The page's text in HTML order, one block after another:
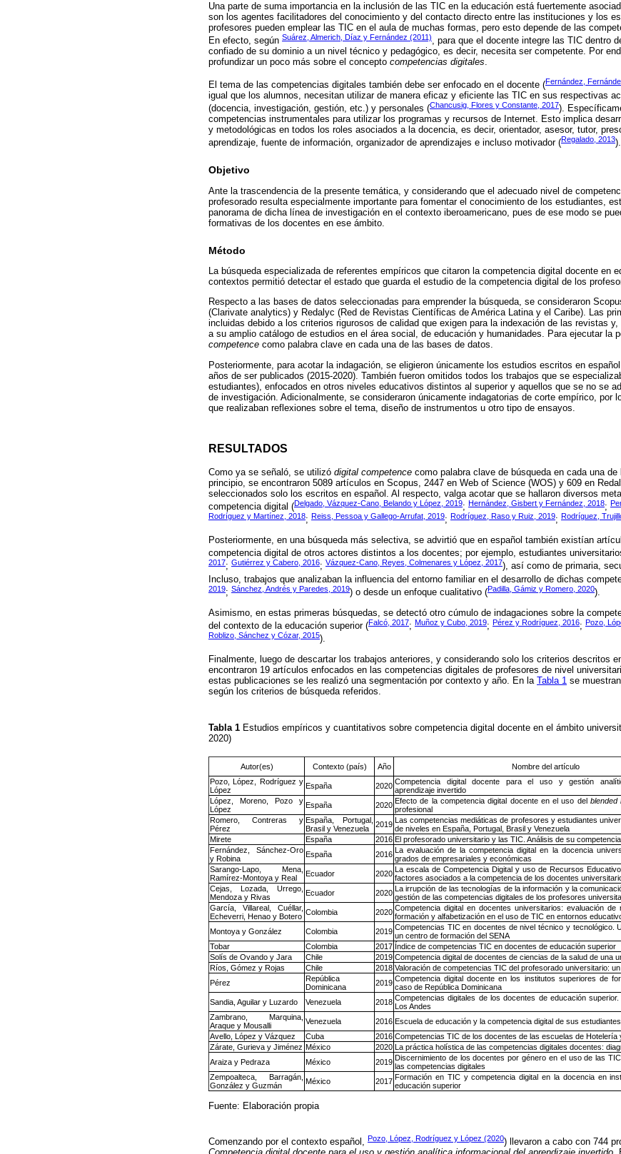
Una parte de suma importancia en la inclusión de las TIC en la educación está fuertemente
son los agentes facilitadores del conocimiento y del contacto directo entre las instituciones y los
profesores pueden emplear las TIC en el aula de muchas formas, pero esto depende de las
En efecto, según Suárez, Almerich, Díaz y Fernández (2011), para que el docente integre las TIC dentro
confiado de su dominio a un nivel técnico y pedagógico, es decir, necesita ser competente. Por
profundizar un poco más sobre el concepto competencias digitales.
El tema de las competencias digitales también debe ser enfocado en el docente (Fernández,
igual que los alumnos, necesitan utilizar de manera eficaz y eficiente las TIC en sus respectivas
(docencia, investigación, gestión, etc.) y personales (Chancusig, Flores y Constante, 2017).
competencias instrumentales para utilizar los programas y recursos de Internet. Esto implica
y metodológicas en todos los roles asociados a la docencia, es decir, orientador, asesor, tutor,
aprendizaje, fuente de información, organizador de aprendizajes e incluso motivador (Regalado, 2013).
Objetivo
Ante la trascendencia de la presente temática, y considerando que el adecuado nivel de
profesorado resulta especialmente importante para fomentar el conocimiento de los estudiantes,
panorama de dicha línea de investigación en el contexto iberoamericano, pues de ese modo se
formativas de los docentes en ese ámbito.
Método
La búsqueda especializada de referentes empíricos que citaron la competencia digital docente en
contextos permitió detectar el estado que guarda el estudio de la competencia digital de los
Respecto a las bases de datos seleccionadas para emprender la búsqueda, se consideraron
(Clarivate analytics) y Redalyc (Red de Revistas Científicas de América Latina y el Caribe). Las
incluidas debido a los criterios rigurosos de calidad que exigen para la indexación de las revistas
a su amplio catálogo de estudios en el área social, de educación y humanidades. Para ejecutar la
competence como palabra clave en cada una de las bases de datos.
Posteriormente, para acotar la indagación, se eligieron únicamente los estudios escritos en
años de ser publicados (2015-2020). También fueron omitidos todos los trabajos que se
estudiantes), enfocados en otros niveles educativos distintos al superior y aquellos que se no se
de investigación. Adicionalmente, se consideraron únicamente indagatorias de corte empírico, por
que realizaban reflexiones sobre el tema, diseño de instrumentos u otro tipo de ensayos.
RESULTADOS
Como ya se señaló, se utilizó digital competence como palabra clave de búsqueda en cada una
principio, se encontraron 5089 artículos en Scopus, 2447 en Web of Science (WOS) y 609 en
seleccionados solo los escritos en español. Al respecto, valga acotar que se hallaron diversos
competencia digital (Delgado, Vázquez-Cano, Belando y López, 2019; Hernández, Gisbert y Fernández, 2018;
Rodríguez y Martínez, 2018; Reiss, Pessoa y Gallego-Arrufat, 2019; Rodríguez, Raso y Ruiz, 2019; Rodríguez,
Posteriormente, en una búsqueda más selectiva, se advirtió que en español también existían
competencia digital de otros actores distintos a los docentes; por ejemplo, estudiantes
2017; Gutiérrez y Cabero, 2016; Vázquez-Cano, Reyes, Colmenares y López, 2017), así como de primaria,
Incluso, trabajos que analizaban la influencia del entorno familiar en el desarrollo de dichas
2019; Sánchez, Andrés y Paredes, 2019) o desde un enfoque cualitativo (Padilla, Gámiz y Romero, 2020).
Asimismo, en estas primeras búsquedas, se detectó otro cúmulo de indagaciones sobre la
del contexto de la educación superior (Falcó, 2017; Muñoz y Cubo, 2019; Pérez y Rodríguez, 2016; Pozo,
Roblizo, Sánchez y Cózar, 2015).
Finalmente, luego de descartar los trabajos anteriores, y considerando solo los criterios descritos
encontraron 19 artículos enfocados en las competencias digitales de profesores de nivel
estas publicaciones se les realizó una segmentación por contexto y año. En la Tabla 1 se
según los criterios de búsqueda referidos.
Tabla 1 Estudios empíricos y cuantitativos sobre competencia digital docente en el ámbito
2020)
Autor(es) Contexto (país) Año Nombre del artículo
Pozo, López, Rodríguez y
López
España 2020 Competencia digital docente para el uso y gestión
aprendizaje invertido
López, Moreno, Pozo y
López
España 2020 Efecto de la competencia digital docente en el uso delblended
profesional
Romero, Contreras y
Pérez
España, Portugal,
Brasil y Venezuela
2019 Las competencias mediáticas de profesores y estudiantes
de niveles en España, Portugal, Brasil y Venezuela
Mirete
España 2016 El profesorado universitario y las TIC. Análisis de su
Fernández, Sánchez-Oro
y Robina
España 2016 La evaluación de la competencia digital en la docencia
grados de empresariales y económicas
Sarango-Lapo, Mena,
Ramírez-Montoya y Real
Ecuador 2020 La escala de Competencia Digital y uso de Recursos
factores asociados a la competencia de los docentes
Cejas, Lozada, Urrego,
Mendoza y Rivas
Ecuador 2020 La irrupción de las tecnologías de la información y la
gestión de las competencias digitales de los profesores
García, Villareal, Cuéllar,
Echeverri, Henao y Botero Colombia 2020 Competencia digital en docentes universitarios: evaluación de
formación y alfabetización en el uso de TIC en entornos
Montoya y González Colombia 2019 Competencias TIC en docentes de nivel técnico y tecnológico.
un centro de formación del SENA
Tobar
Colombia 2017 Índice de competencias TIC en docentes de educación superior
Solís de Ovando y Jara
Chile 2019 Competencia digital de docentes de ciencias de la salud de una
Ríos, Gómez y Rojas
Chile 2018 Valoración de competencias TIC del profesorado universitario:
Pérez
República
Dominicana
2019 Competencia digital docente en los institutos superiores de
caso de República Dominicana
Sandia, Aguilar y Luzardo Venezuela 2018 Competencias digitales de los docentes de educación
Los Andes
Zambrano, Marquina,
Araque y Mousalli
Venezuela 2016 Escuela de educación y la competencia digital de sus
Avello, López y Vázquez
Cuba 2016 Competencias TIC de los docentes de las escuelas de Hotelería
Zárate, Gurieva y Jiménez México 2020 La práctica holística de las competencias digitales docentes:
Araiza y Pedraza
México 2019 Discernimiento de los docentes por género en el uso de las
las competencias digitales
Zempoalteca, Barragán,
González y Guzmán
México 2017 Formación en TIC y competencia digital en la docencia en
educación superior
Fuente: Elaboración propia
Comenzando por el contexto español, Pozo, López, Rodríguez y López (2020) llevaron a cabo con 744